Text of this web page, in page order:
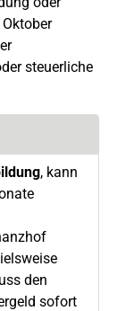
steuerliche
, kann
den
sofort